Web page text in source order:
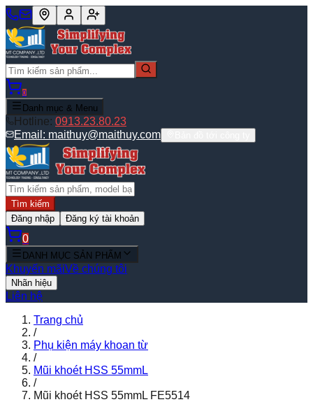
0
Danh mục & Menu
Hotline: 0913.23.80.23
Email: maithuy@maithuy.com
Tìm kiếm
Đăng nhập
Đăng ký tài khoản
0
DANH MỤC SẢN PHẨM
Khuyến mãiVề chúng tôi
Nhãn hiệu
Liên hệ
Trang chủ
/
Phụ kiện máy khoan từ
/
Mũi khoét HSS 55mmL
/
Mũi khoét HSS 55mmL FE5514